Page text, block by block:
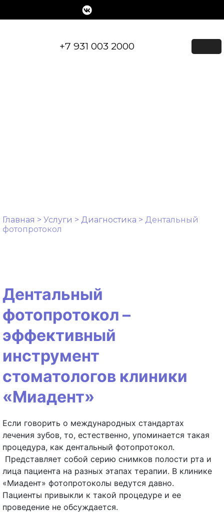
to
+7 931 003 2000
Главная > Услуги > Диагностика > Дентальный
фотопротокол
Дентальный
фотопротокол –
эффективный
инструмент
стоматологов клиники
«Миадент»
Если говорить о международных стандартах
лечения зубов, то, естественно, упоминается такая
процедура, как дентальный фотопротокол.
Представляет собой серию снимков полости рта и
лица пациента на разных этапах терапии. В клинике
«Миадент» фотопротоколы ведутся давно.
Пациенты привыкли к такой процедуре и ее
проведение не обсуждается.